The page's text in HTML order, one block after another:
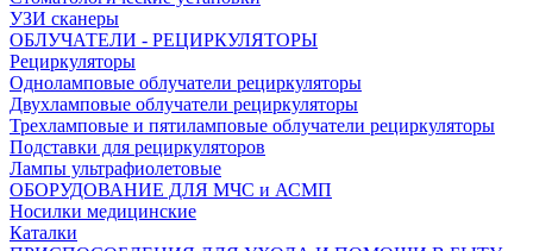
УЗИ сканеры
ОБЛУЧАТЕЛИ - РЕЦИРКУЛЯТОРЫ
Рециркуляторы
Одноламповые облучатели рециркуляторы
Двухламповые облучатели рециркуляторы
Трехламповые и пятиламповые облучатели рециркуляторы
Подставки для рециркуляторов
Лампы ультрафиолетовые
ОБОРУДОВАНИЕ ДЛЯ МЧС и АСМП
Носилки медицинские
Каталки